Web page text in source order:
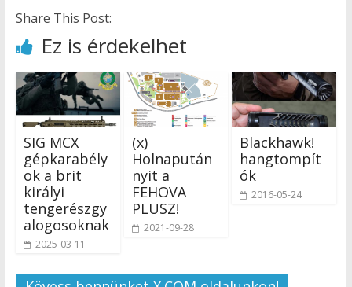
Share This Post:
Ez is érdekelhet
SIG MCX
gépkarabély
ok a brit
királyi
tengerészgy
alogosoknak
2025-03-11
(x)
Holnapután
nyit a
FEHOVA
PLUSZ!
2021-09-28
Blackhawk!
hangtompít
ók
2016-05-24